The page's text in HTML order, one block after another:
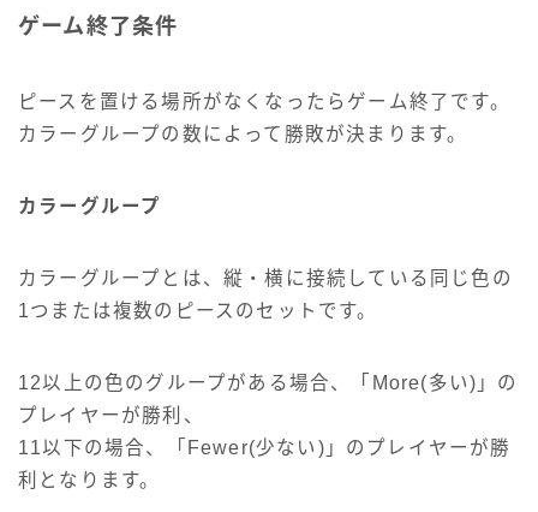
ゲーム終了条件
ピースを置ける場所がなくなったらゲーム終了です。
カラーグループの数によって勝敗が決まります。
カラーグループ
カラーグループとは、縦・横に接続している同じ色の
1つまたは複数のピースのセットです。
12以上の色のグループがある場合、「More(多い)」の
プレイヤーが勝利、
11以下の場合、「Fewer(少ない)」のプレイヤーが勝
利となります。